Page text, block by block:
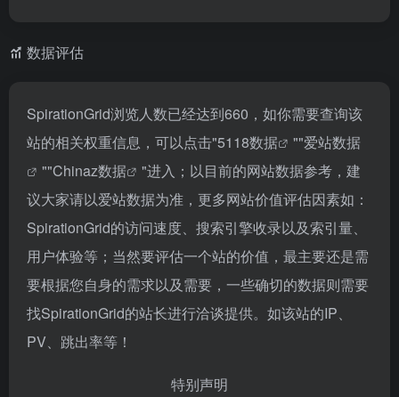
数据评估
SpirationGrid浏览人数已经达到660，如你需要查询该
站的相关权重信息，可以点击"5118数据 ""爱站数据
""Chinaz数据
"进入；以目前的网站数据参考，建
议大家请以爱站数据为准，更多网站价值评估因素如：
SpirationGrid的访问速度、搜索引擎收录以及索引量、
用户体验等；当然要评估一个站的价值，最主要还是需
要根据您自身的需求以及需要，一些确切的数据则需要
找SpirationGrid的站长进行洽谈提供。如该站的IP、
PV、跳出率等！
特别声明